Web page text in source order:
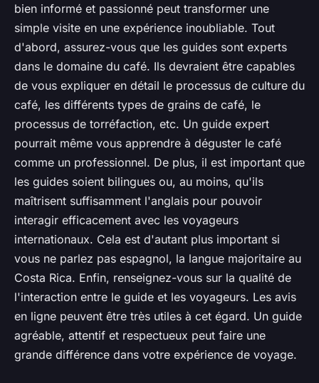
bien informé et passionné peut transformer une
simple visite en une expérience inoubliable. Tout
d'abord, assurez-vous que les guides sont experts
dans le domaine du café. Ils devraient être capables
de vous expliquer en détail le processus de culture du
café, les différents types de grains de café, le
processus de torréfaction, etc. Un guide expert
pourrait même vous apprendre à déguster le café
comme un professionnel. De plus, il est important que
les guides soient bilingues ou, au moins, qu'ils
maîtrisent suffisamment l'anglais pour pouvoir
interagir efficacement avec les voyageurs
internationaux. Cela est d'autant plus important si
vous ne parlez pas espagnol, la langue majoritaire au
Costa Rica. Enfin, renseignez-vous sur la qualité de
l'interaction entre le guide et les voyageurs. Les avis
en ligne peuvent être très utiles à cet égard. Un guide
agréable, attentif et respectueux peut faire une
grande différence dans votre expérience de voyage.